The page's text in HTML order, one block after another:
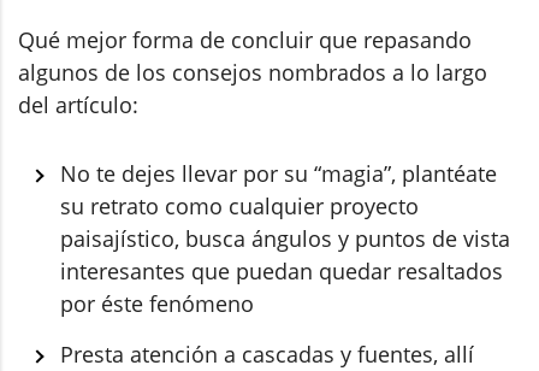
Qué mejor forma de concluir que repasando
algunos de los consejos nombrados a lo largo
del artículo:
No te dejes llevar por su “magia”, plantéate
su retrato como cualquier proyecto
paisajístico, busca ángulos y puntos de vista
interesantes que puedan quedar resaltados
por éste fenómeno
Presta atención a cascadas y fuentes, allí